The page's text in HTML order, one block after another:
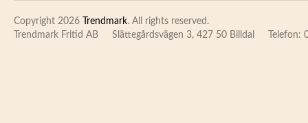
Copyright 2026 Trendmark. All rights reserved.
Trendmark Fritid AB
Slättegårdsvägen 3, 427 50 Billdal Telefon: